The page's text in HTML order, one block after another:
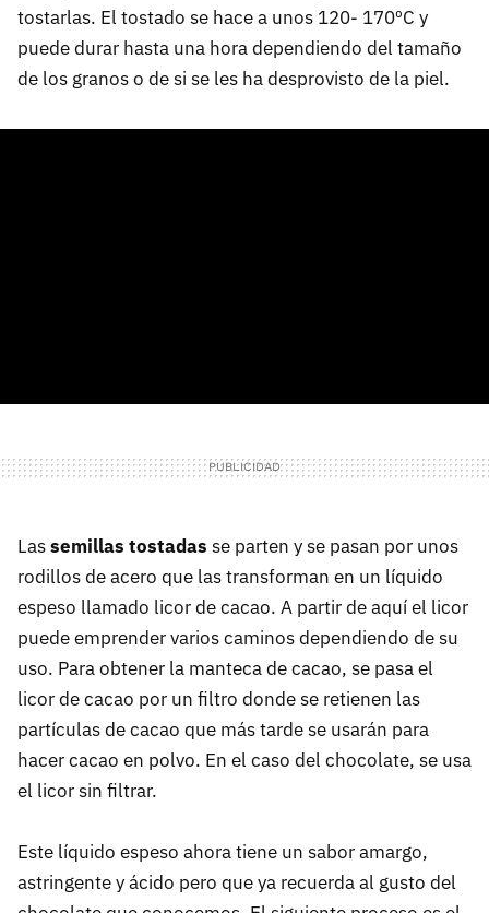
tostarlas. El tostado se hace a unos 120- 170ºC y
puede durar hasta una hora dependiendo del tamaño
de los granos o de si se les ha desprovisto de la piel.
Lassemillas tostadas se parten y se pasan por unos
rodillos de acero que las transforman en un líquido
espeso llamado licor de cacao. A partir de aquí el licor
puede emprender varios caminos dependiendo de su
uso. Para obtener la manteca de cacao, se pasa el
licor de cacao por un filtro donde se retienen las
partículas de cacao que más tarde se usarán para
hacer cacao en polvo. En el caso del chocolate, se usa
el licor sin filtrar.
Este líquido espeso ahora tiene un sabor amargo,
astringente y ácido pero que ya recuerda al gusto del